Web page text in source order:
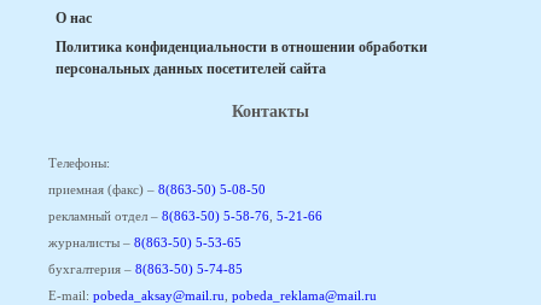
О нас
Политика конфиденциальности в отношении обработки
персональных данных посетителей сайта
Контакты
Телефоны:
приемная (факс) – 8(863-50) 5-08-50
рекламный отдел – 8(863-50) 5-58-76 5-21-66
журналисты – 8(863-50) 5-53-65
бухгалтерия – 8(863-50) 5-74-85
E-mail: pobeda_aksay@mail.ru pobeda_reklama@mail.ru